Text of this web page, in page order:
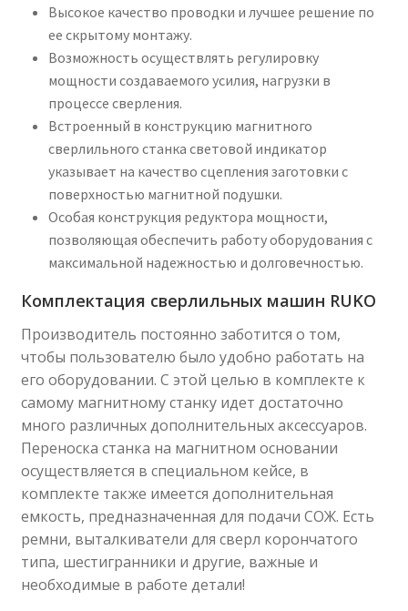
Высокое качество проводки и лучшее решение по
ее скрытому монтажу.
Возможность осуществлять регулировку
мощности создаваемого усилия, нагрузки в
процессе сверления.
Встроенный в конструкцию магнитного
сверлильного станка световой индикатор
указывает на качество сцепления заготовки с
поверхностью магнитной подушки.
Особая конструкция редуктора мощности,
позволяющая обеспечить работу оборудования с
максимальной надежностью и долговечностью.
Комплектация сверлильных машин RUKO
Производитель постоянно заботится о том,
чтобы пользователю было удобно работать на
его оборудовании. С этой целью в комплекте к
самому магнитному станку идет достаточно
много различных дополнительных аксессуаров.
Переноска станка на магнитном основании
осуществляется в специальном кейсе, в
комплекте также имеется дополнительная
емкость, предназначенная для подачи СОЖ. Есть
ремни, выталкиватели для сверл корончатого
типа, шестигранники и другие, важные и
необходимые в работе детали!